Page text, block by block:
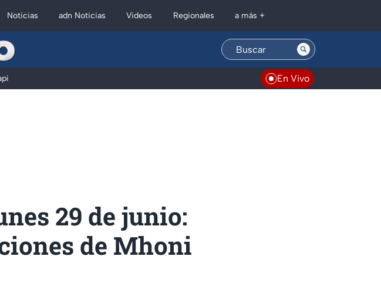
Noticias adn Noticias Videos Regionales a más +
En Vivo
29 de junio:
de Mhoni